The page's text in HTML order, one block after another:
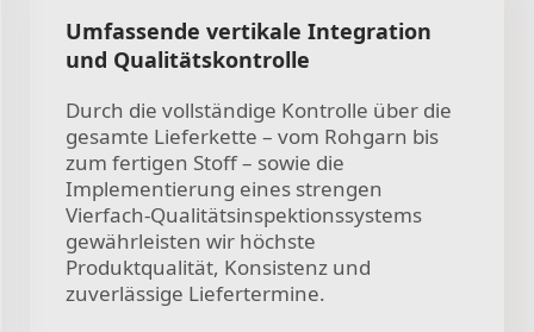
Umfassende vertikale Integration
und Qualitätskontrolle
Durch die vollständige Kontrolle über die
gesamte Lieferkette – vom Rohgarn bis
zum fertigen Stoff – sowie die
Implementierung eines strengen
Vierfach-Qualitätsinspektionssystems
gewährleisten wir höchste
Produktqualität, Konsistenz und
zuverlässige Liefertermine.